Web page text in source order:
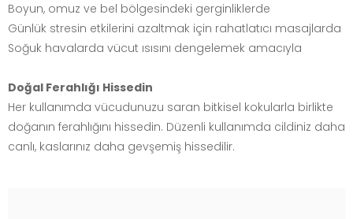
Boyun, omuz ve bel bölgesindeki gerginliklerde
Günlük stresin etkilerini azaltmak için rahatlatıcı masajlarda
Soğuk havalarda vücut ısısını dengelemek amacıyla
Doğal Ferahlığı Hissedin
Her kullanımda vücudunuzu saran bitkisel kokularla birlikte
doğanın ferahlığını hissedin. Düzenli kullanımda cildiniz daha
canlı, kaslarınız daha gevşemiş hissedilir.